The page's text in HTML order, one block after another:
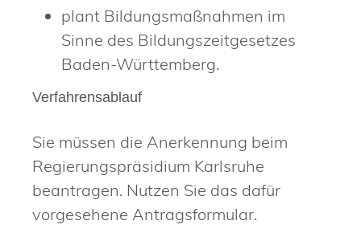
plant Bildungsmaßnahmen im
Sinne des Bildungszeitgesetzes
Baden-Württemberg.
Verfahrensablauf
Sie müssen die Anerkennung beim
Regierungspräsidium Karlsruhe
beantragen. Nutzen Sie das dafür
vorgesehene Antragsformular.